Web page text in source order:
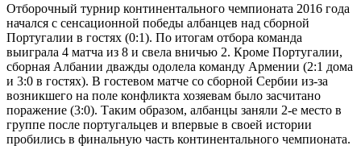
Отборочный турнир континентального чемпионата 2016 года
начался с сенсационной победы албанцев над сборной
Португалии в гостях (0:1). По итогам отбора команда
выиграла 4 матча из 8 и свела вничью 2. Кроме Португалии,
сборная Албании дважды одолела команду Армении (2:1 дома
и 3:0 в гостях). В гостевом матче со сборной Сербии из-за
возникшего на поле конфликта хозяевам было засчитано
поражение (3:0). Таким образом, албанцы заняли 2-е место в
группе после португальцев и впервые в своей истории
пробились в финальную часть континентального чемпионата.